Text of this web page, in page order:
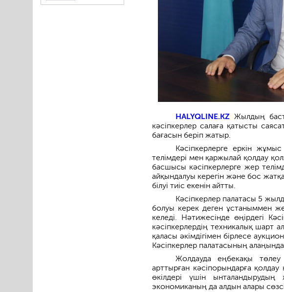
HALYQLINE.KZ Жылдың
кәсіпкерлер салаға қатысты
бағасын беріп жатыр.
Кәсіпкерлерге еркін
телімдері мен қаржылай қолдау
басшысы кәсіпкерлерге жер
айқындалуы керегін және бос
білуі тиіс екенін айтты.
Кәсіпкерлер палатасы 5
болуы керек деген ұстаныммен
келеді. Нәтижесінде өңірдегі
кәсіпкерлердің техникалық шарт
қаласы әкімдігімен бірлесе
Кәсіпкерлер палатасының алаңында
Жолдауда еңбекақы
арттырған кәсіпорындарға
өкілдері үшін
экономиканың да алдын алары